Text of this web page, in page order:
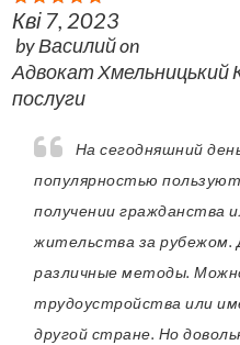
Кві 7, 2023
byВасилийon
Адвокат Хмельницький
послуги
На сегодняшний
популярностью
получении гражданства
жительства за рубежом.
различные методы.
трудоустройства или
другой стране. Но